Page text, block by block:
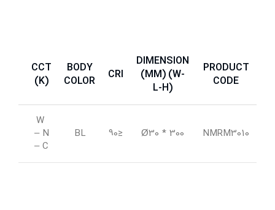
PRODUCT
CODE
DIMENSION
(MM) (W-
L-H)
CRI
BODY
COLOR
CCT
(K)
NMRM3010
300
* Ø30
≤90
BL
W
– N
– C